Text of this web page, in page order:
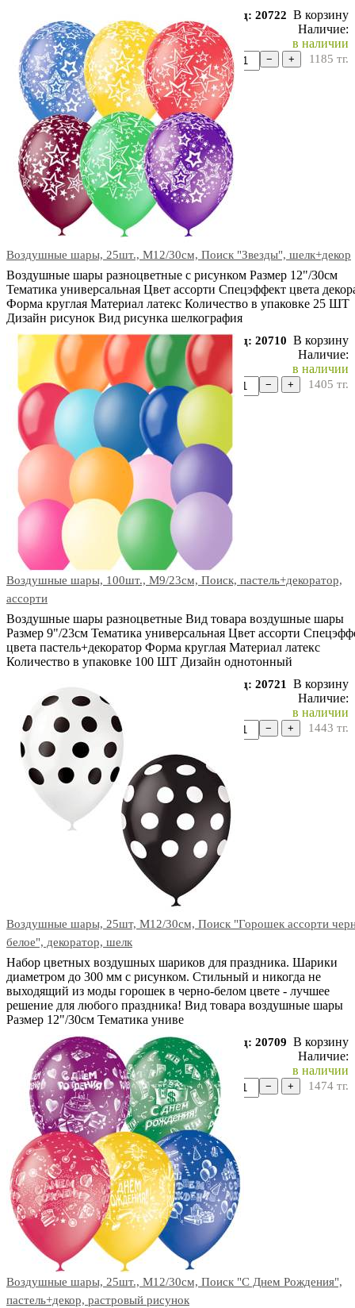
Код: 20722 В корзину
Наличие:
в наличии
1185 тг.
− +
Воздушные шары, 25шт., M12/30см, Поиск "Звезды", шелк+декор
Воздушные шары разноцветные с рисунком Размер 12"/30см
Тематика универсальная Цвет ассорти Спецэффект цвета
Форма круглая Материал латекс Количество в упаковке 25 ШТ
Дизайн рисунок Вид рисунка шелкография
Код: 20710 В корзину
Наличие:
в наличии
1405 тг.
− +
Воздушные шары, 100шт., M9/23см, Поиск, пастель+декоратор,
ассорти
Воздушные шары разноцветные Вид товара воздушные шары
Размер 9"/23см Тематика универсальная Цвет ассорти
цвета пастель+декоратор Форма круглая Материал латекс
Количество в упаковке 100 ШТ Дизайн однотонный
Код: 20721
В корзину
Наличие:
в наличии
1443 тг.
− +
Воздушные шары, 25шт, М12/30см, Поиск "Горошек ассорти
белое", декоратор, шелк
Набор цветных воздушных шариков для праздника. Шарики
диаметром до 300 мм с рисунком. Стильный и никогда не
выходящий из моды горошек в черно-белом цвете - лучшее
решение для любого праздника! Вид товара воздушные шары
Размер 12"/30см Тематика униве
Код: 20709 В корзину
Наличие:
в наличии
1474 тг.
− +
Воздушные шары, 25шт., M12/30см, Поиск "С Днем Рождения",
пастель+декор, растровый рисунок